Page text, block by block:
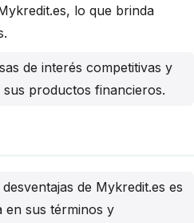
lo que brinda
de interés competitivas y
productos financieros.
de Mykredit.es es
en sus términos y